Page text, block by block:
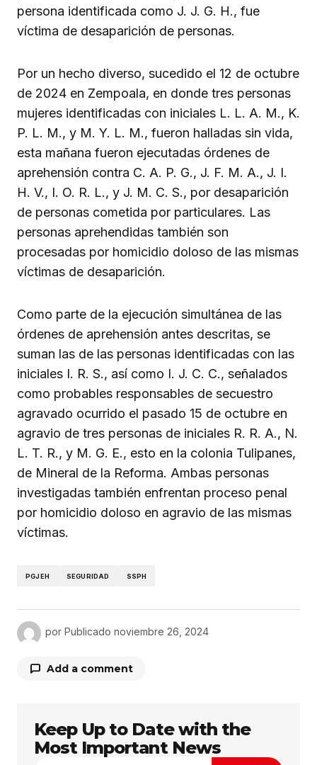
persona identificada como J. J. G. H., fue
víctima de desaparición de personas.
Por un hecho diverso, sucedido el 12 de octubre
de 2024 en Zempoala, en donde tres personas
mujeres identificadas con iniciales L. L. A. M., K.
P. L. M., y M. Y. L. M., fueron halladas sin vida,
esta mañana fueron ejecutadas órdenes de
aprehensión contra C. A. P. G., J. F. M. A., J. I.
H. V., I. O. R. L., y J. M. C. S., por desaparición
de personas cometida por particulares. Las
personas aprehendidas también son
procesadas por homicidio doloso de las mismas
víctimas de desaparición.
Como parte de la ejecución simultánea de las
órdenes de aprehensión antes descritas, se
suman las de las personas identificadas con las
iniciales I. R. S., así como I. J. C. C., señalados
como probables responsables de secuestro
agravado ocurrido el pasado 15 de octubre en
agravio de tres personas de iniciales R. R. A., N.
L. T. R., y M. G. E., esto en la colonia Tulipanes,
de Mineral de la Reforma. Ambas personas
investigadas también enfrentan proceso penal
por homicidio doloso en agravio de las mismas
víctimas.
PGJEH SEGURIDAD SSPH
por Publicado noviembre 26, 2024
Add a comment
Tu dirección de correo electrónico no será
publicada. Los campos obligatorios están
marcados con *
Keep Up to Date with the
Most Important News